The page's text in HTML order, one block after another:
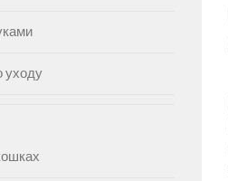
уходу